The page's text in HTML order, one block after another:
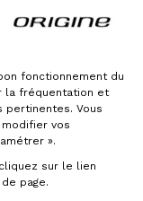
fonctionnement du
la fréquentation et
Vous
vos
».
sur le lien
page.